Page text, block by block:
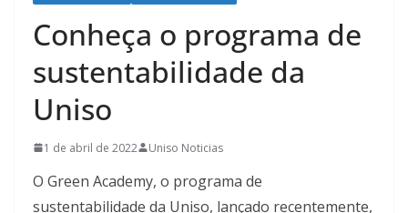
Conheça o programa de
sustentabilidade da
Uniso
1 de abril de 2022 Uniso Noticias
O Green Academy, o programa de
sustentabilidade da Uniso, lançado recentemente,